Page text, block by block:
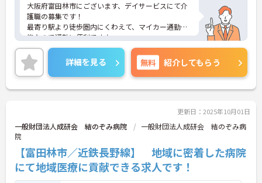
大阪府富田林市にございます、デイサービスにて介
護職の募集です！
最寄り駅より徒歩圏内にくわえて、マイカー通勤可
能なので通勤に便利です♪
日勤帯のみのお仕事ですので、ご家庭をお持ちの方
も働きやすい勤務時間でオススメです◎
また、育児休暇制度がありますので、ライフステー
ジに応じて長くお仕事を続けていくことができます
★
詳細を見る 無料 紹介してもらう
更新日：2025年10月01日
一般財団法人成研会 結のぞみ病院
一般財団法人成研会 結のぞみ病
院
【富田林市／近鉄長野線】 地域に密着した病院
にて地域医療に貢献できる求人です！